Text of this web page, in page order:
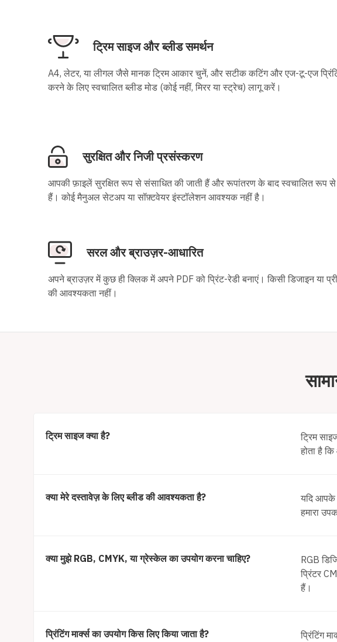
ट्रिम साइज और ब्लीड समर्थन
A4, लेटर, या लीगल जैसे मानक ट्रिम आकार चुनें, और सटीक कटिंग और एज-टू-एज
करने के लिए स्वचालित ब्लीड मोड (कोई नहीं, मिरर या स्ट्रेच) लागू करें।
सुरक्षित और निजी प्रसंस्करण
आपकी फ़ाइलें सुरक्षित रूप से संसाधित की जाती हैं और रूपांतरण के बाद स्वचालित रूप से
हैं। कोई मैनुअल सेटअप या सॉफ़्टवेयर इंस्टॉलेशन आवश्यक नहीं है।
सरल और ब्राउज़र-आधारित
अपने ब्राउज़र में कुछ ही क्लिक में अपने PDF को प्रिंट-रेडी बनाएं। किसी डिजाइन या
की आवश्यकता नहीं।
ट्रिम साइज क्या है?
ट्रिम
होता है
क्या मेरे दस्तावेज़ के लिए ब्लीड की आवश्यकता है?
यदि आपके
हमारा
क्या मुझे RGB, CMYK, या ग्रेस्केल का उपयोग करना चाहिए?
RGB
प्रिंटर
हैं।
प्रिंटिंग मार्क्स का उपयोग किस लिए किया जाता है?
प्रिंटिंग